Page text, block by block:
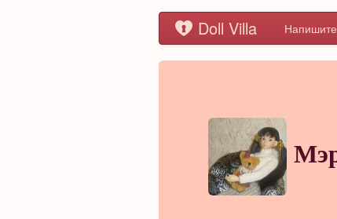
Doll Villa